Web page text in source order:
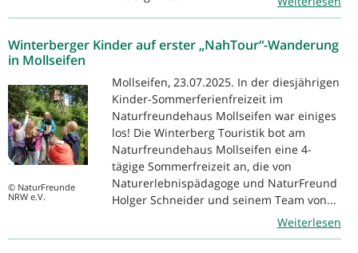
Winterberger Kinder auf erster „NahTour“-Wanderung
in Mollseifen
© NaturFreunde
NRW e.V.
Mollseifen, 23.07.2025. In der diesjährigen
Kinder-Sommerferienfreizeit im
Naturfreundehaus Mollseifen war einiges
los! Die Winterberg Touristik bot am
Naturfreundehaus Mollseifen eine 4-
tägige Sommerfreizeit an, die von
Naturerlebnispädagoge und NaturFreund
Holger Schneider und seinem Team von...
Weiterlesen